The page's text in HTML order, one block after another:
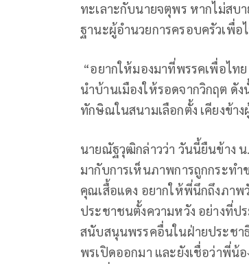
ทะเลาะกับนายจตุพร หากไม่สบ
ฐานะผู้อำนวยการครอบครัวเพื่
“อยากให้มองมาที่พรรคเพื่อไท
นำบ้านเมืองให้รอดจากวิกฤต ดั
ทักษิณในสนามเลือกตั้ง เคียงข้า
นายณัฐวุฒิกล่าวว่า วันนี้ยืนข้าง
มากับการเห็นภาพการถูกกระทำ
คุณเสื้อแดง อยากให้พี่นึกถึงภา
ประชาชนตั้งความหวัง อย่างที่ป
สนับสนุนพรรคอื่นในฝ่ายประชา
พรเปิดออกมา และยังเชื่อว่า